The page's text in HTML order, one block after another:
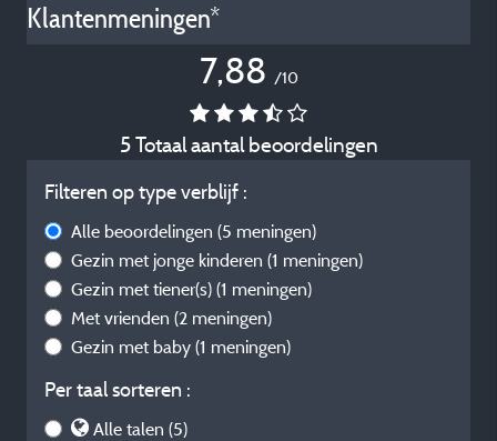
Klantenmeningen*
7,88 /10
5 Totaal aantal beoordelingen
Filteren op type verblijf :
Alle beoordelingen (5 meningen)
Gezin met jonge kinderen (1 meningen)
Gezin met tiener(s) (1 meningen)
Met vrienden (2 meningen)
Gezin met baby (1 meningen)
Per taal sorteren :
Alle talen (5)